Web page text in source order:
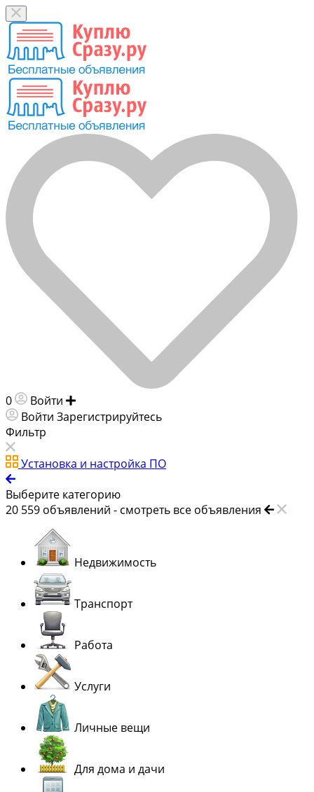
0 Войти
Войти Зарегистрируйтесь
Фильтр
Установка и настройка ПО
Выберите категорию
20 559 объявлений - смотреть все объявления
Недвижимость
Транспорт
Работа
Услуги
Личные вещи
Для дома и дачи